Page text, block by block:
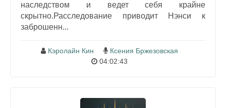
наследством и ведет себя крайне
скрытно.Расследование приводит Нэнси к
заброшенн...
Кэролайн Кин
Ксения Бржезовская
04:02:43